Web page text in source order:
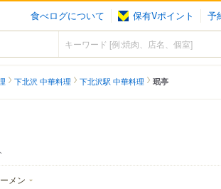
食べログについて 保有Vポイント 予
下北沢 中華料理 下北沢駅 中華料理 珉亭
メン